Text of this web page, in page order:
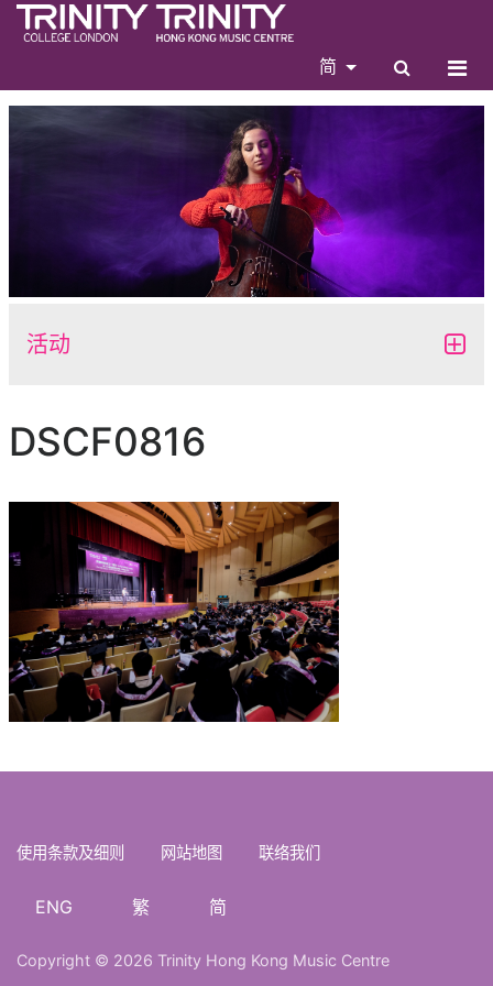
简
活动
DSCF0816
使用条款及细则 网站地图 联络我们
ENG 繁 简
Copyright © 2026 Trinity Hong Kong Music Centre